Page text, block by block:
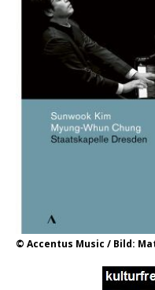
© Accentus Music / Bild: